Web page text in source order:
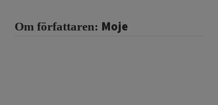
Om författaren: Moje